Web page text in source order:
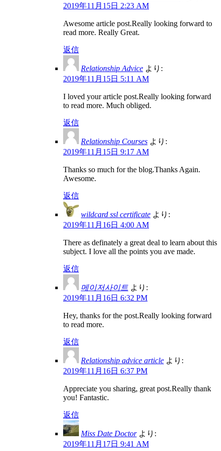
2019年11月15日 2:23 AM
Awesome article post.Really looking forward to
read more. Really Great.
返信
Relationship Advice より:
2019年11月15日 5:11 AM
I loved your article post.Really looking forward
to read more. Much obliged.
返信
Relationship Courses より:
2019年11月15日 9:17 AM
Thanks so much for the blog.Thanks Again.
Awesome.
返信
wildcard ssl certificate より:
2019年11月16日 4:00 AM
There as definately a great deal to learn about this
subject. I love all the points you ave made.
返信
메이저사이트 より:
2019年11月16日 6:32 PM
Hey, thanks for the post.Really looking forward
to read more.
返信
Relationship advice article より:
2019年11月16日 6:37 PM
Appreciate you sharing, great post.Really thank
you! Fantastic.
返信
Miss Date Doctor より:
2019年11月17日 9:41 AM